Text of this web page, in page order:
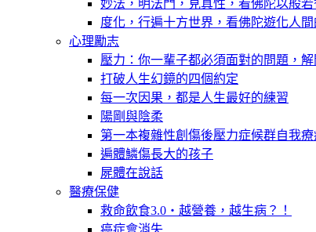
妙法，明法門，見真性，看佛陀以般
度化，行遍十方世界，看佛陀遊化人
心理勵志
壓力：你一輩子都必須面對的問題，
打破人生幻鏡的四個約定
每一次因果，都是人生最好的練習
陽剛與陰柔
第一本複雜性創傷後壓力症候群自我療
遍體鱗傷長大的孩子
屍體在說話
醫療保健
救命飲食3.0‧越營養，越生病？！
癌症會消失